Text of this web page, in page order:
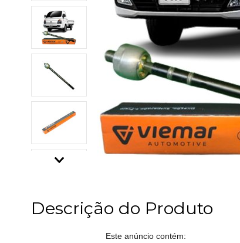
Descrição do Produto
Este anúncio contém: